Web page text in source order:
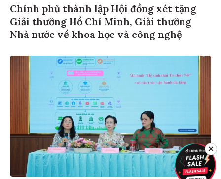
Chính phủ thành lập Hội đồng xét tặng
Giải thưởng Hồ Chí Minh, Giải thưởng
Nhà nước về khoa học và công nghệ
✕